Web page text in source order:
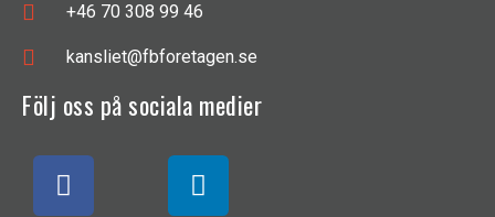
+46 70 308 99 46
kansliet@fbforetagen.se
Följ oss på sociala medier